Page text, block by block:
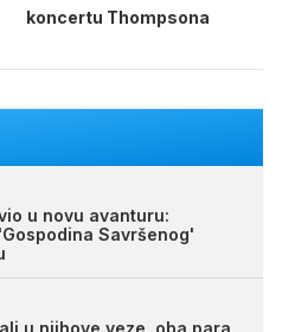
koncertu Thompsona
u novu avanturu:
Savršenog'
u njihove veze, oba para